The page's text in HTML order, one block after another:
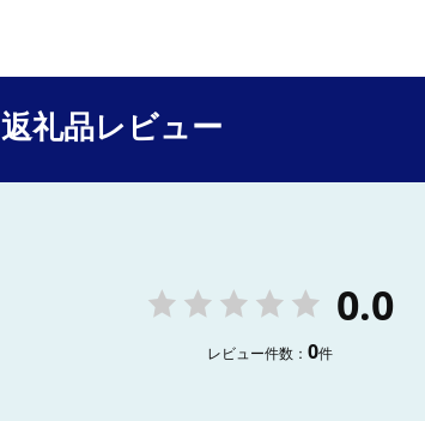
返礼品レビュー
0.0
レビュー件数： 0件